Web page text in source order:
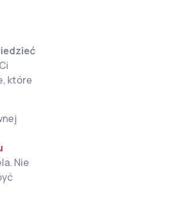
które
Nie